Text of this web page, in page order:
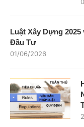
Luật Xây Dựng
Đầu Tư
01/06/2026